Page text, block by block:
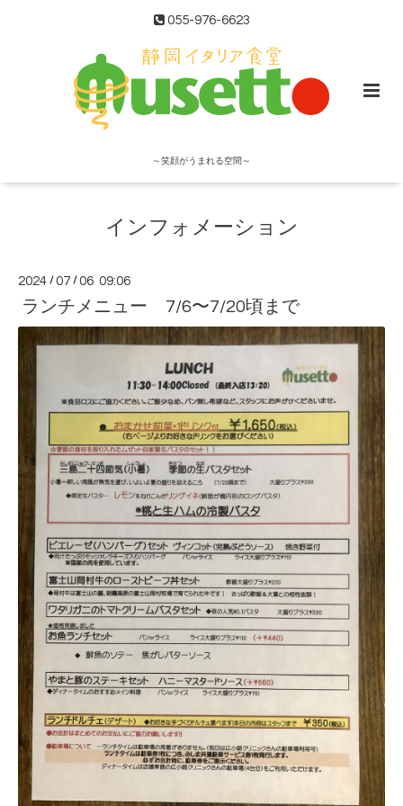
055-976-6623
～笑顔がうまれる空間～
インフォメーション
2024 /07 /06 09:06
ランチメニュー 7/6〜7/20頃まで